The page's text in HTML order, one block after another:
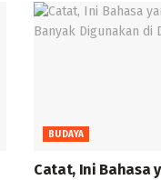
BUDAYA
‎Catat, Ini Bahasa